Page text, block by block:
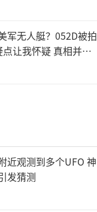
军无人艇？052D被拍
让我怀疑 真相并非
近观测到多个UFO 神
发猜测